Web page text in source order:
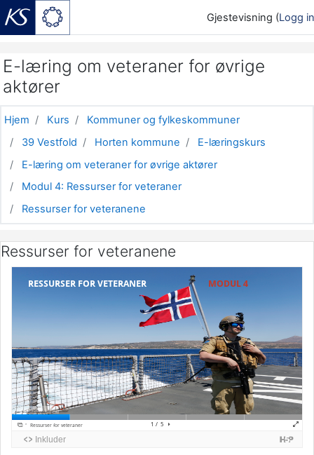
Gjestevisning (Logg
E-læring om veteraner for øvrige
aktører
Hjem Kurs
Kommuner og fylkeskommuner
39 Vestfold
Horten kommune
E-læringskurs
E-læring om veteraner for øvrige aktører
Modul 4: Ressurser for veteraner
Ressurser for veteranene
Ressurser for veteranene